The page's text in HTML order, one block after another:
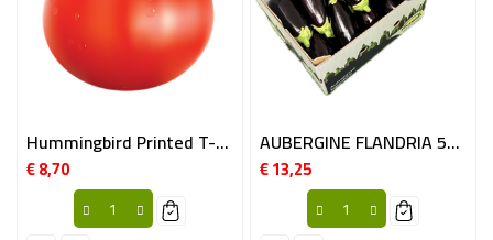
Hummingbird Printed T-Shirt
€ 8,70Prijs
AUBERGINE FLANDRIA 5KG BE
€ 13,25Prijs